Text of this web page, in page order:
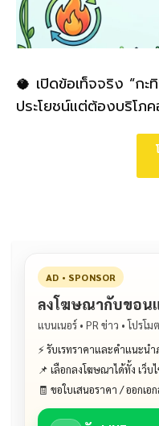
🥥 เปิดข้อเท็จจริง “ก
ประโยชน์แต่ต้องบริโภค
AD • SPONSOR
ลงโฆษณากับขอน
แบนเนอร์ • PR ข่าว • โปรโม
⚡ รับเรทราคาและคำแนะน
📌 เลือกลงโฆษณาได้ทั้ง เว็
🧾 ขอใบเสนอราคา / ออกเอ